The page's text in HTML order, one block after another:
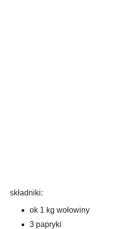
składniki:
ok 1 kg wołowiny
3 papryki